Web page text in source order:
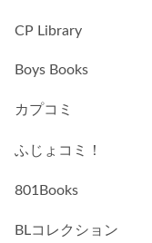
CP Library
Boys Books
カプコミ
ふじょコミ！
801Books
BLコレクション